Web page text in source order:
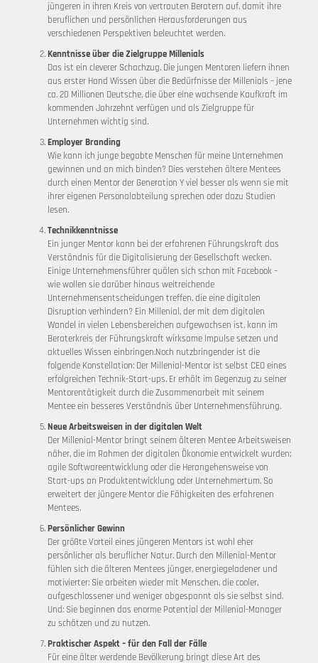
jüngeren in ihren Kreis von vertrauten Beratern auf, damit ihre
beruflichen und persönlichen Herausforderungen aus
verschiedenen Perspektiven beleuchtet werden.
Kenntnisse über die Zielgruppe Millenials
Das ist ein cleverer Schachzug. Die jungen Mentoren liefern ihnen
aus erster Hand Wissen über die Bedürfnisse der Millenials – jene
ca. 20 Millionen Deutsche, die über eine wachsende Kaufkraft im
kommenden Jahrzehnt verfügen und als Zielgruppe für
Unternehmen wichtig sind.
Employer Branding
Wie kann ich junge begabte Menschen für meine Unternehmen
gewinnen und an mich binden? Dies verstehen ältere Mentees
durch einen Mentor der Generation Y viel besser als wenn sie mit
ihrer eigenen Personalabteilung sprechen oder dazu Studien
lesen.
Technikkenntnisse
Ein junger Mentor kann bei der erfahrenen Führungskraft das
Verständnis für die Digitalisierung der Gesellschaft wecken.
Einige Unternehmensführer quälen sich schon mit Facebook –
wie wollen sie darüber hinaus weitreichende
Unternehmensentscheidungen treffen, die eine digitalen
Disruption verhindern? Ein Millenial, der mit dem digitalen
Wandel in vielen Lebensbereichen aufgewachsen ist, kann im
Beraterkreis der Führungskraft wirksame Impulse setzen und
aktuelles Wissen einbringen.Noch nutzbringender ist die
folgende Konstellation: Der Millenial-Mentor ist selbst CEO eines
erfolgreichen Technik-Start-ups. Er erhält im Gegenzug zu seiner
Mentorentätigkeit durch die Zusammenarbeit mit seinem
Mentee ein besseres Verständnis über Unternehmensführung.
Neue Arbeitsweisen in der digitalen Welt
Der Millenial-Mentor bringt seinem älteren Mentee Arbeitsweisen
näher, die im Rahmen der digitalen Ökonomie entwickelt wurden:
agile Softwareentwicklung oder die Herangehensweise von
Start-ups an Produktentwicklung oder Unternehmertum. So
erweitert der jüngere Mentor die Fähigkeiten des erfahrenen
Mentees.
Persönlicher Gewinn
Der größte Vorteil eines jüngeren Mentors ist wohl eher
persönlicher als beruflicher Natur. Durch den Millenial-Mentor
fühlen sich die älteren Mentees jünger, energiegeladener und
motivierter: Sie arbeiten wieder mit Menschen, die cooler,
aufgeschlossener und weniger abgespannt als sie selbst sind.
Und: Sie beginnen das enorme Potential der Millenial-Manager
zu schätzen und zu nutzen.
Praktischer Aspekt – für den Fall der Fälle
Für eine älter werdende Bevölkerung bringt diese Art des